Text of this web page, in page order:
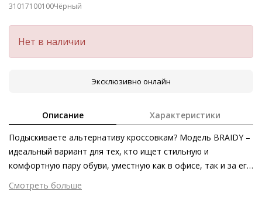
31017100100Чёрный
Нет в наличии
Эксклюзивно онлайн
Описание Характеристики
Подыскиваете альтернативу кроссовкам? Модель BRAIDY –
идеальный вариант для тех, кто ищет стильную и
комфортную пару обуви, уместную как в офисе, так и за его
пределами – например, на встрече с друзьями. Изящное
плетение из чрезвычайно мягкой и экологически
Смотреть больше